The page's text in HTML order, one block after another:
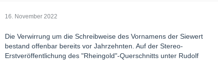
16. November 2022
Die Verwirrung um die Schreibweise des Vornamens der Siewert
bestand offenbar bereits vor Jahrzehnten. Auf der Stereo-
Erstveröffentlichung des "Rheingold"-Querschnitts unter Rudolf